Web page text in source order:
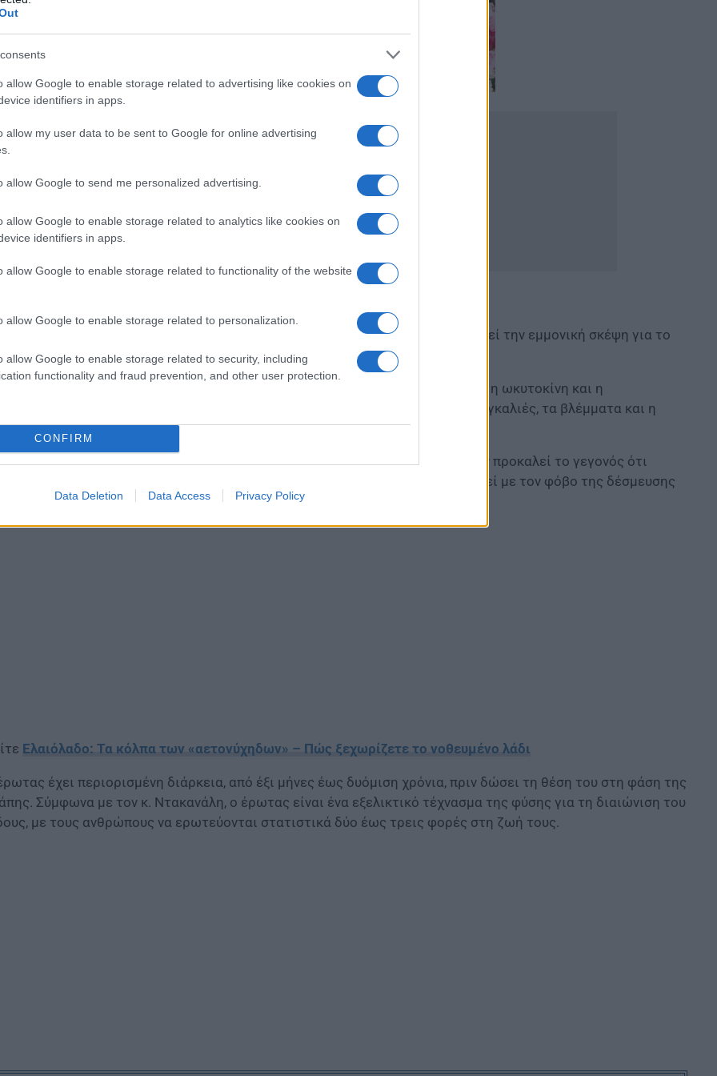
allow Google to enable storage related to advertising like cookies on
identifiers in apps.
allow my user data to be sent to Google for online advertising
allow Google to send me personalized advertising.
allow Google to enable storage related to analytics like cookies on
identifiers in apps.
allow Google to enable storage related to functionality of the website
allow Google to enable storage related to personalization.
allow Google to enable storage related to security, including
functionality and fraud prevention, and other user protection.
CONFIRM
Data Deletion Data Access Privacy Policy
που συνδέεται και με την ιδεοψυχαναγκαστική διαταραχή, προκαλεί την εμμονική σκέψη για το
πρόσωπο, ενώ η έλλειψή της πυροδοτεί ζήλια και εμμονές.
δεύτερη φάση του έρωτα, τη φάση της αγάπης ή προσκόλλησης, κυριαρχούν η ωκυτοκίνη και η
Η ωκυτοκίνη εκκρίνεται κατά τις στιγμές οικειότητας, όπως οι αγκαλιές, τα βλέμματα και η
επαφή, και ενισχύει τη συναισθηματική σύνδεση.
συνδέεται με την ερωτική αφοσίωση και την πίστη. Ενδιαφέρον προκαλεί το γεγονός ότι
διαφοροποιήσεις σε έναν υποδοχέα της βαζοπρεσσίνης έχουν συνδεθεί με τον φόβο της δέσμευσης
την απιστία.
Ελαιόλαδο: Τα κόλπα των «αετονύχηδων» – Πώς ξεχωρίζετε το νοθευμένο λάδι
έχει περιορισμένη διάρκεια, από έξι μήνες έως δυόμιση χρόνια, πριν δώσει τη θέση του στη φάση της
Σύμφωνα με τον κ. Ντακανάλη, ο έρωτας είναι ένα εξελικτικό τέχνασμα της φύσης για τη διαιώνιση του
με τους ανθρώπους να ερωτεύονται στατιστικά δύο έως τρεις φορές στη ζωή τους.